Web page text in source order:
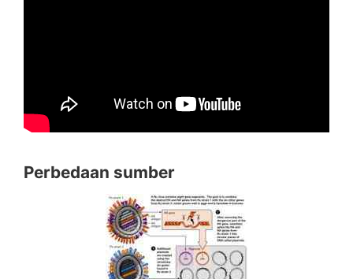
Perbedaan sumber